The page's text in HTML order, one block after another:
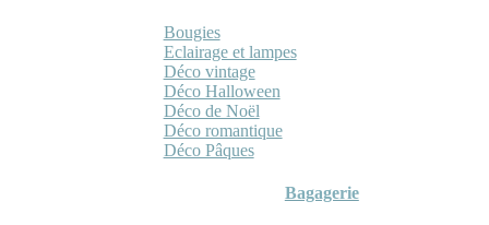
Bougies
Eclairage et lampes
Déco vintage
Déco Halloween
Déco de Noël
Déco romantique
Déco Pâques
Bagagerie